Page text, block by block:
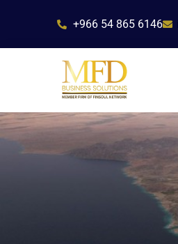
content
+966 54 865 6146